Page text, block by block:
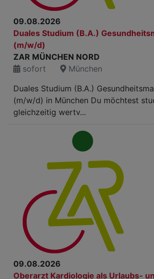
09.08.2026
Duales Studium (B.A.)
(m/w/d)
ZAR MÜNCHEN NORD
sofort
München
Duales Studium (B.A.)
(m/w/d) in München Du möchtest
gleichzeitig wertv...
09.08.2026
Oberarzt Kardiologie als Urlaubs-